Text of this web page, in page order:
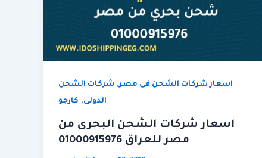
اسعار شركات الشحن فى مصر, شركات الشحن
الدولى, كارجو
اسعار شركات الشحن البحرى من
مصر للعراق 01000915976